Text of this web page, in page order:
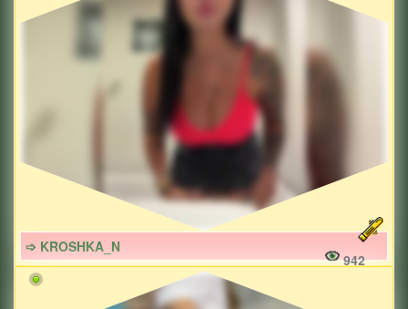
➩ KROSHKA_N
942